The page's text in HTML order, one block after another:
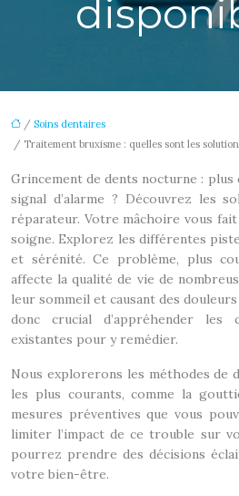
/ Soins dentaires
/ Traitement bruxisme : quelles sont les
Grincement de dents nocturne : plus
signal d’alarme ? Découvrez les
réparateur. Votre mâchoire vous
soigne. Explorez les différentes
et sérénité. Ce problème, plus
affecte la qualité de vie de
leur sommeil et causant des
donc crucial d’appréhender les
existantes pour y remédier.
Nous explorerons les méthodes de
les plus courants, comme la
mesures préventives que vous
limiter l’impact de ce trouble sur
pourrez prendre des décisions
votre bien-être.